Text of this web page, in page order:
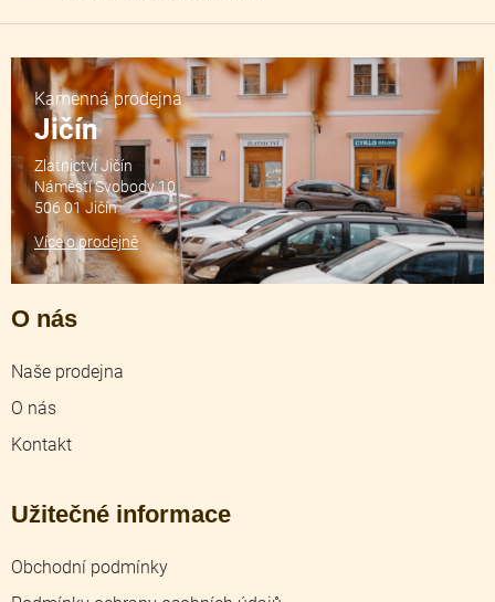
O nás
Naše prodejna
O nás
Kontakt
Užitečné informace
Obchodní podmínky
Kamenná prodejna
Jičín
Zlatnictví Jičín
Náměstí Svobody 10
506 01 Jičín
Více o prodejně